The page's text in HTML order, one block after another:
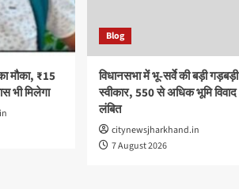
मौका, ₹15
भी मिलेगा
Blog
विधानसभा में भू-सर्वे की बड़ी गड़बड़ी
स्वीकार, 550 से अधिक भूमि विवाद
लंबित
citynewsjharkhand.in
7 August 2026